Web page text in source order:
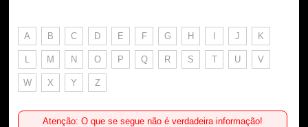
A B C D E F G H I J K
L M N O P Q R S T U V
W X Y Z
Atenção: O que se segue não é verdadeira informação!